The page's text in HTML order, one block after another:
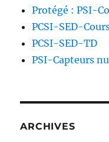
Protégé : PSI-
PCSI-SED-
PCSI-SED-TD
PSI-Capteurs
ARCHIVES